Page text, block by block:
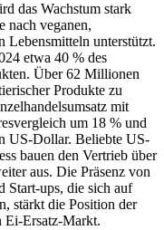
das Wachstum stark
nach veganen,
Lebensmitteln unterstützt.
etwa 40 % des
Über 62 Millionen
Produkte zu
mit
um 18 % und
US-Dollar. Beliebte US-
bauen den Vertrieb über
aus. Die Präsenz von
Start-ups, die sich auf
stärkt die Position der
Ei-Ersatz-Markt.